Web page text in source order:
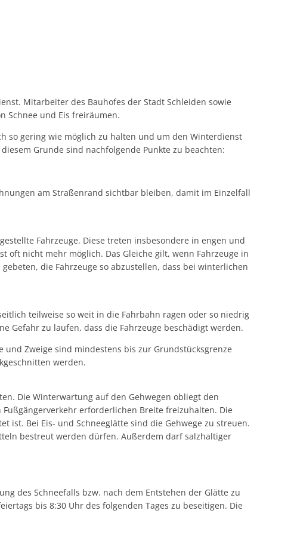
Hinweise zum Winterdienst
Soziales des Kreises Euskirchen
Mitarbeiter des Bauhofes der Stadt Schleiden sowie
Schnee und Eis freiräumen.
so gering wie möglich zu halten und um den Winterdienst
Grunde sind nachfolgende Punkte zu beachten:
am Straßenrand sichtbar bleiben, damit im Einzelfall
Fahrzeuge. Diese treten insbesondere in engen und
oft nicht mehr möglich. Das Gleiche gilt, wenn Fahrzeuge in
die Fahrzeuge so abzustellen, dass bei winterlichen
teilweise so weit in die Fahrbahn ragen oder so niedrig
Gefahr zu laufen, dass die Fahrzeuge beschädigt werden.
Zweige sind mindestens bis zur Grundstücksgrenze
werden.
Die Winterwartung auf den Gehwegen obliegt den
erforderlichen Breite freizuhalten. Die
ist. Bei Eis- und Schneeglätte sind die Gehwege zu streuen.
bestreut werden dürfen. Außerdem darf salzhaltiger
des Schneefalls bzw. nach dem Entstehen der Glätte zu
bis 8:30 Uhr des folgenden Tages zu beseitigen. Die